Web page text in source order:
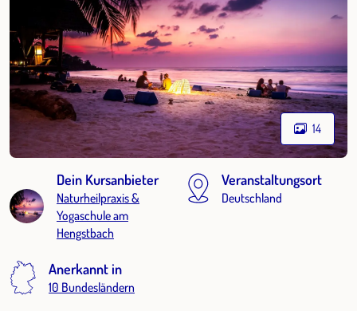
14
Dein Kursanbieter
Naturheilpraxis &
Yogaschule am
Hengstbach
Veranstaltungsort
Deutschland
Anerkannt in
10 Bundesländern